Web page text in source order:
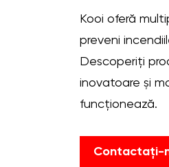
Kooi oferă
preveni
Descoperiți
inovatoare și
funcționează.
Contactați-